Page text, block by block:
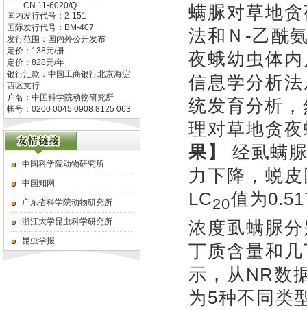
CN 11-6020/Q
国内发行代号： 2-151
国际发行代号： BM-407
发行范围：国内外公开发布
定价： 138元/册
定价： 828元/年
银行汇款：中国工商银行北京海淀
西区支行
户名：中国科学院动物研究所
帐号：0200 0045 0908 8125 063
中国科学院动物研究所
中国知网
广东省科学院动物研究所
浙江大学昆虫科学研究所
昆虫学报
螨脲对草地
法和Ｎ-乙酰
夜蛾幼虫体
信息学分析
统发育分析
理对草地贪
果】
经虱螨
力下降，蜕
LC20值为
浓度虱螨脲
丁质含量和
示，从NR数
为5种不同类